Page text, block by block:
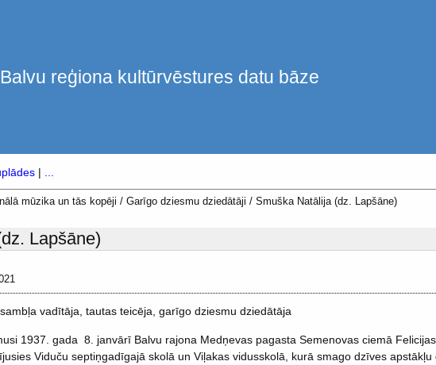
Balvu reģiona kultūrvēstures datu bāze
|
mūzika un tās kopēji / Garīgo dziesmu dziedātāji / Smuška Natālija (dz. Lapšāne)
Lapšāne)
vadītāja, tautas teicēja, garīgo dziesmu dziedātāja
1937. gada 8. janvārī Balvu rajona Medņevas pagasta Semenovas ciemā
Viduču septiņgadīgajā skolā un Viļakas vidusskolā, kurā smago dzīves